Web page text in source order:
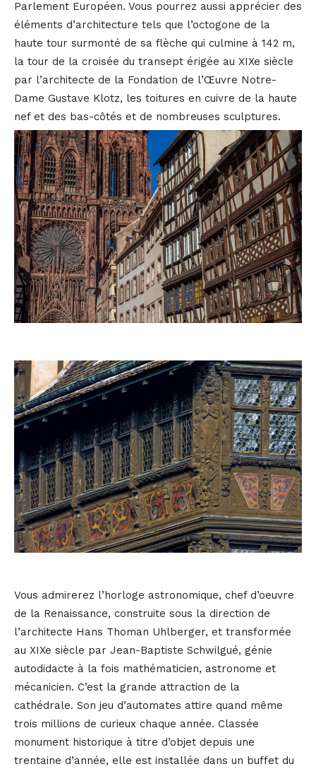
Parlement Européen. Vous pourrez aussi apprécier des
éléments d’architecture tels que l’octogone de la
haute tour surmonté de sa flèche qui culmine à 142 m,
la tour de la croisée du transept érigée au XIXe siècle
par l’architecte de la Fondation de l’Œuvre Notre-
Dame Gustave Klotz, les toitures en cuivre de la haute
nef et des bas-côtés et de nombreuses sculptures.
Vous admirerez l’horloge astronomique, chef d’oeuvre
de la Renaissance, construite sous la direction de
l’architecte Hans Thoman Uhlberger, et transformée
au XIXe siècle par Jean-Baptiste Schwilgué, génie
autodidacte à la fois mathématicien, astronome et
mécanicien. C’est la grande attraction de la
cathédrale. Son jeu d’automates attire quand même
trois millions de curieux chaque année. Classée
monument historique à titre d’objet depuis une
trentaine d’année, elle est installée dans un buffet du